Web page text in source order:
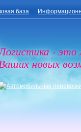
база
- это
новых